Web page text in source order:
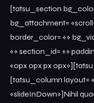
[tatsu_section
bg_attachment=
border_color= «»
«» section_id= «»
«0px 0px px
[tatsu_column layout=
«slideInDown»]Nihil